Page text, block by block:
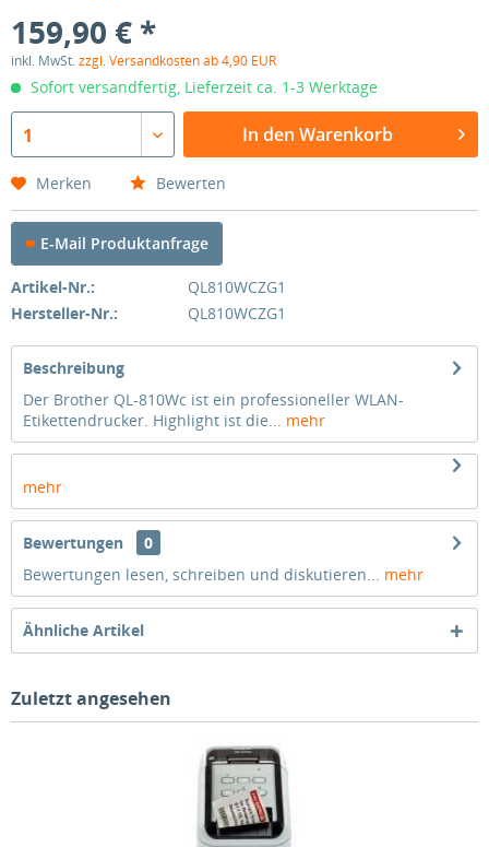
159,90 € *
inkl. MwSt.zzgl. Versandkosten ab 4,90 EUR
Sofort versandfertig, Lieferzeit ca. 1-3 Werktage
1 In den Warenkorb
Merken Bewerten
E-Mail Produktanfrage
Artikel-Nr.:
QL810WCZG1
Hersteller-Nr.:
QL810WCZG1
Beschreibung
Der Brother QL-810Wc ist ein professioneller WLAN-
Etikettendrucker. Highlight ist die... mehr
mehr
Bewertungen
0
Bewertungen lesen, schreiben und diskutieren... mehr
Ähnliche Artikel
Zuletzt angesehen